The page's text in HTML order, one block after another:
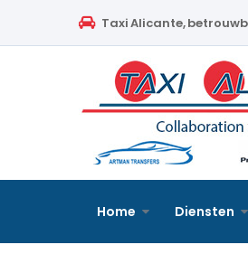
Tarieven luchthavenvervoer
Prijsaanvraag
Blog
Taxi Alicante,
Home Diensten